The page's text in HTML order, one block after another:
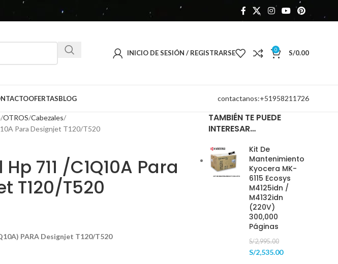
INICIO DE SESIÓN / REGISTRARSE 0 S/0.00
OFERTASBLOG contactanos:+51958211726
OTROS Cabezales
Para Designjet T120/T520
711 /C1Q10A Para
T120/T520
PARA Designjet T120/T520
TAMBIÉN TE PUEDE
INTERESAR…
Kit De
Mantenimiento
Kyocera MK-
6115 Ecosys
M4125idn /
M4132idn
(220V)
300,000
Páginas
S/2,995.00
S/2,535.00